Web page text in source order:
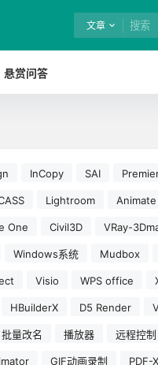
文章
悬赏问答
InCopy SAI
Lightroom Animate
One Civil3D VRay-
Windows系统 Mudbox
Visio WPS office
HBuilderX D5 Render
批量改名 播放器 远程控制
GIF动画录制 PDF-